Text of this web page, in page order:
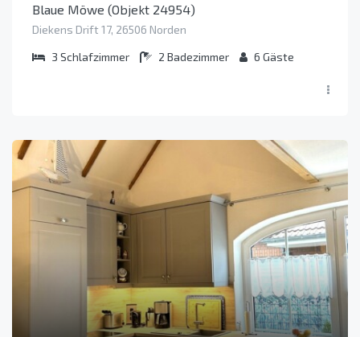
Blaue Möwe (Objekt 24954)
Diekens Drift 17, 26506 Norden
3 Schlafzimmer 2 Badezimmer 6 Gäste